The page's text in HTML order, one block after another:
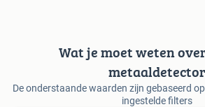
Wat je moet weten
metaaldetector
De onderstaande waarden zijn gebaseerd
ingestelde filters